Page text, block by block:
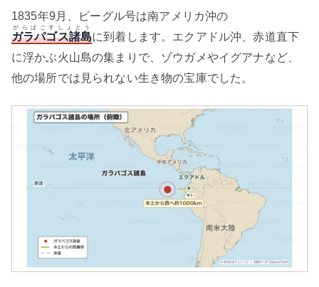
1835年9月、ビーグル号は南アメリカ沖の
ガラパゴス諸島
がらぱごすしょとう
に到着します。エクアドル沖、赤道直下
に浮かぶ火山島の集まりで、ゾウガメやイグアナなど、
他の場所では見られない生き物の宝庫でした。